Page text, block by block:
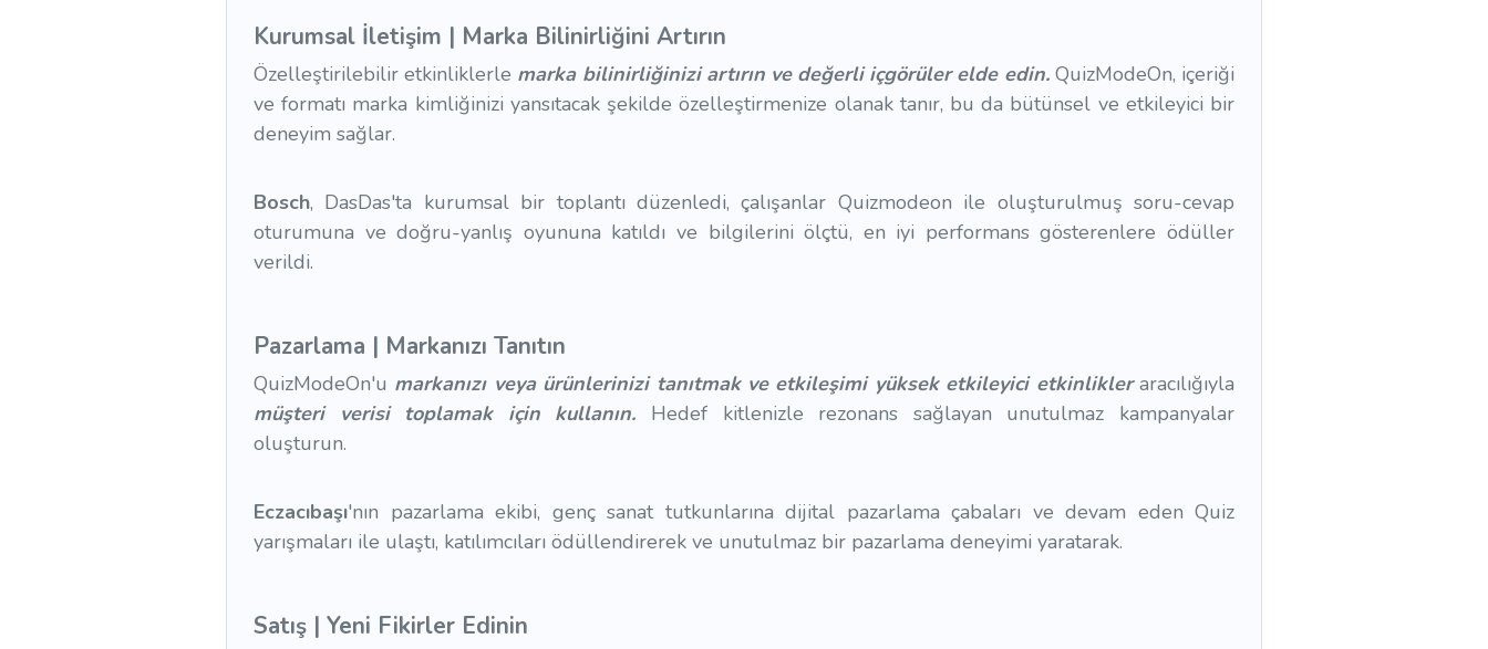
Kurumsal İletişim | Marka Bilinirliğini Artırın
Özelleştirilebilir etkinliklerle marka bilinirliğinizi artırın ve değerli içgörüler elde edin.QuizModeOn, içeriği
ve formatı marka kimliğinizi yansıtacak şekilde özelleştirmenize olanak tanır, bu da bütünsel ve etkileyici bir
deneyim sağlar.
Bosch, DasDas'ta kurumsal bir toplantı düzenledi, çalışanlar Quizmodeon ile oluşturulmuş soru-cevap
oturumuna ve doğru-yanlış oyununa katıldı ve bilgilerini ölçtü, en iyi performans gösterenlere ödüller
verildi.
Pazarlama | Markanızı Tanıtın
QuizModeOn'u markanızı veya ürünlerinizi tanıtmak ve etkileşimi yüksek etkileyici etkinlikleraracılığıyla
müşteri verisi toplamak için kullanın. Hedef kitlenizle rezonans sağlayan unutulmaz kampanyalar
oluşturun.
Eczacıbaşı'nın pazarlama ekibi, genç sanat tutkunlarına dijital pazarlama çabaları ve devam eden Quiz
yarışmaları ile ulaştı, katılımcıları ödüllendirerek ve unutulmaz bir pazarlama deneyimi yaratarak.
Satış | Yeni Fikirler Edinin